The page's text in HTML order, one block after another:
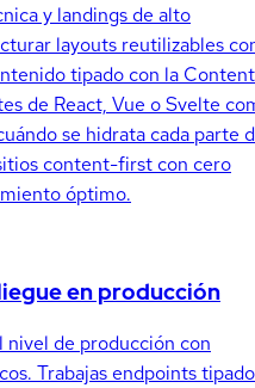
y landings de alto
layouts reutilizables
tipado con la Content
de React, Vue o Svelte
se hidrata cada parte
content-first con cero
óptimo.
en producción
nivel de producción con
Trabajas endpoints